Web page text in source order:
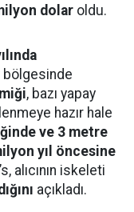
dolar oldu.
bölgesinde
, bazı yapay
hazır hale
ve 3 metre
yıl öncesine
alıcının iskeleti
açıkladı.